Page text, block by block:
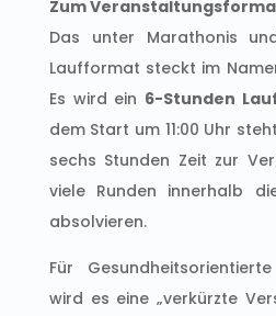
Zum
Das unter Marathonis
Laufformat steckt im
Es wird ein 6-Stunden
dem Start um 11:00 Uhr
sechs Stunden Zeit zur
viele Runden innerhalb
absolvieren.
Für
wird es eine „verkürzte